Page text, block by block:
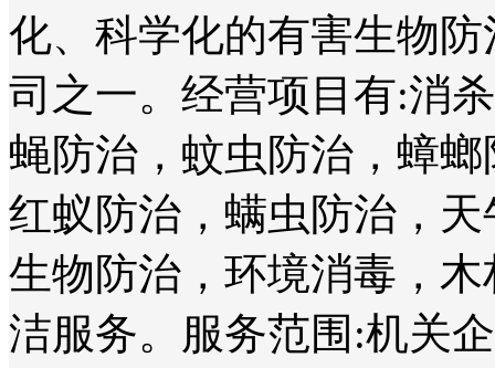
化、科学化的有害生物
司之一。经营项目有:消
蝇防治，蚊虫防治，蟑
红蚁防治，螨虫防治，
生物防治，环境消毒，
洁服务。服务范围:机关